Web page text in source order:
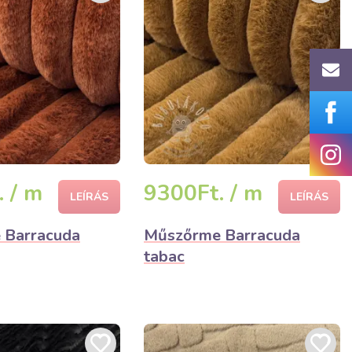
/ m LEÍRÁS 9300Ft. / m LEÍRÁS
Műszőrme Barracuda
tabac